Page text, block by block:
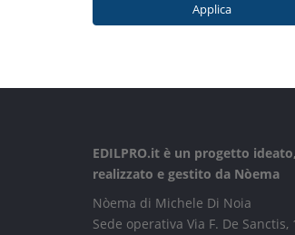
Applica
EDILPRO.it è un progetto ideato,
realizzato e gestito da Nòema
Nòema di Michele Di Noia
Sede operativa Via F. De Sanctis,